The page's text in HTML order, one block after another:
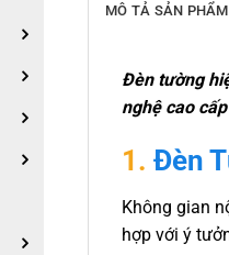
MÔ TẢ SẢN PHẨM
Đèn tường
nghệ cao
1. Đèn
Không gian
hợp với ý